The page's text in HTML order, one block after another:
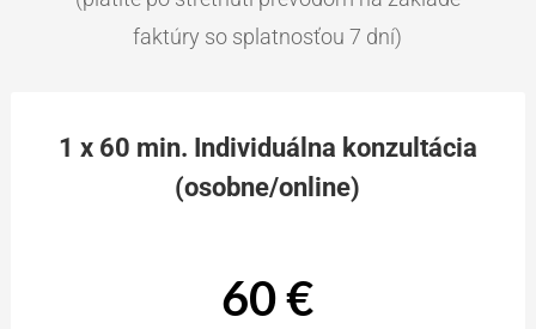
faktúry so splatnosťou 7 dní)
1 x 60 min. Individuálna konzultácia
(osobne/online)
60 €